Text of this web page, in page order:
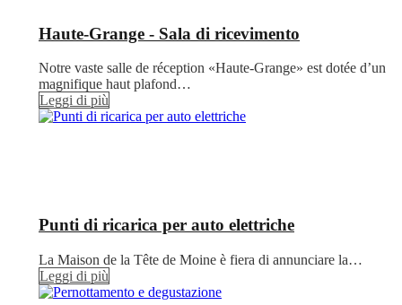
Haute-Grange - Sala di ricevimento
Notre vaste salle de réception «Haute-Grange» est dotée d’un
magnifique haut plafond…
Leggi di più
Punti di ricarica per auto elettriche
La Maison de la Tête de Moine è fiera di annunciare la…
Leggi di più